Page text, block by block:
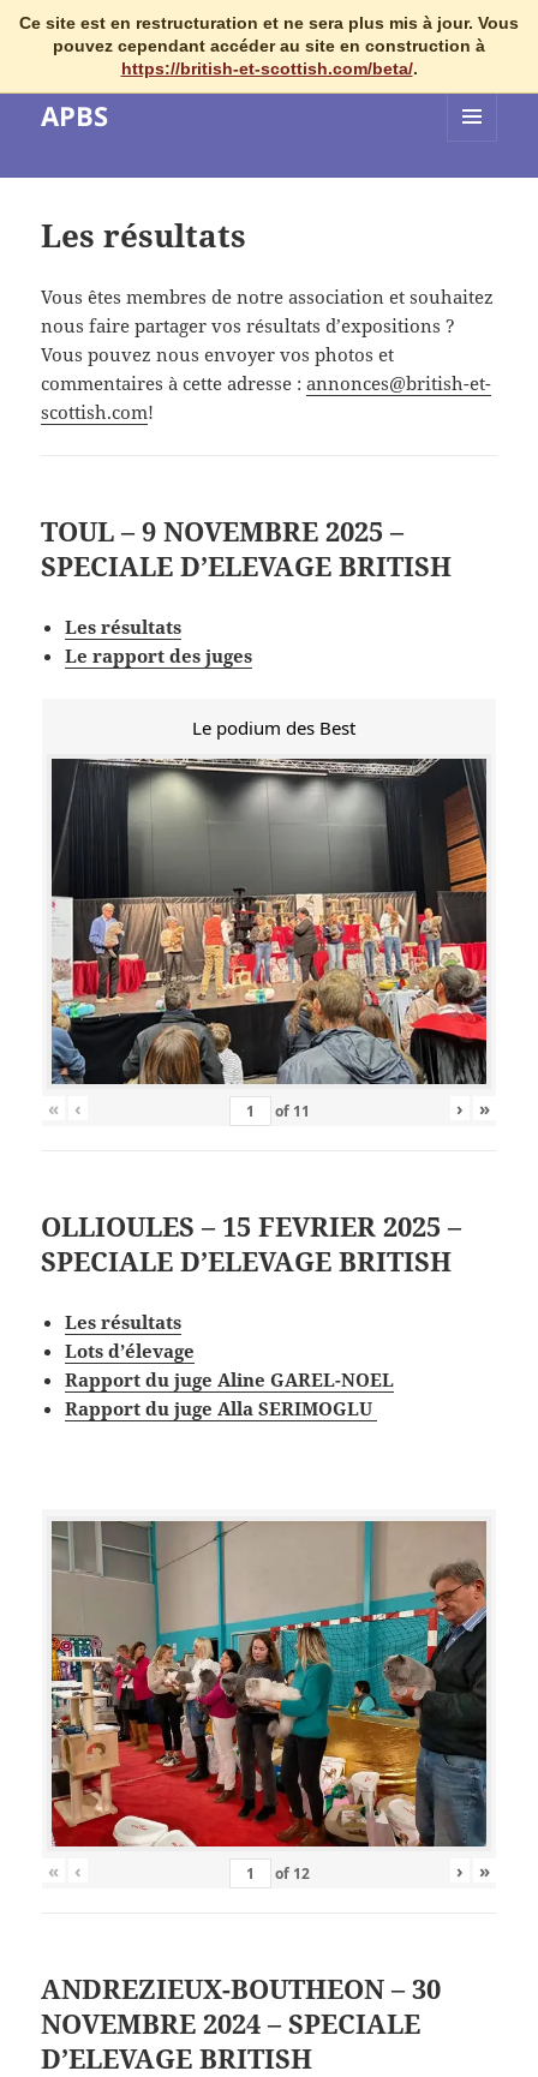
Ce site est en restructuration et ne sera plus mis à jour. Vous
pouvez cependant accéder au site en construction à
https://british-et-scottish.com/beta/.
APBS
Les résultats
Vous êtes membres de notre association et souhaitez
nous faire partager vos résultats d’expositions ?
Vous pouvez nous envoyer vos photos et
commentaires à cette adresse :annonces@british-et-
scottish.com!
TOUL – 9 NOVEMBRE 2025 –
SPECIALE D’ELEVAGE BRITISH
Les résultats
Le rapport des juges
Le podium des Best
« ‹ of 11 › »
OLLIOULES – 15 FEVRIER 2025 –
SPECIALE D’ELEVAGE BRITISH
Les résultats
Lots d’élevage
Rapport du juge Aline GAREL-NOEL
Rapport du juge Alla SERIMOGLU
« ‹ of 12 › »
ANDREZIEUX-BOUTHEON – 30
NOVEMBRE 2024 – SPECIALE
D’ELEVAGE BRITISH